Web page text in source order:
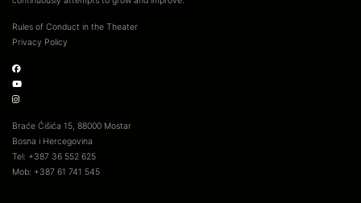
Rules of Conduct in the Theater
Privacy Policy
Braće Ćišića 15, 88000 Mostar
Bosna i Hercegovina
Tel: +387 36 552 625
Mob: +387 61 741 545